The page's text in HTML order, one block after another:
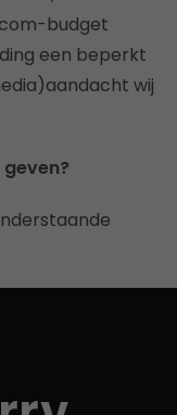
budget
een beperkt
wij